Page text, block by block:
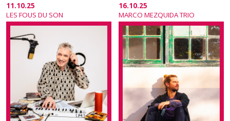
11.10.25
LES FOUS DU SON
16.10.25
MARCO MEZQUIDA TRIO